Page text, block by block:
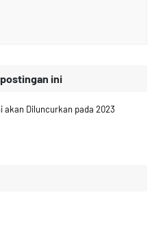
ini
akan Diluncurkan pada 2023